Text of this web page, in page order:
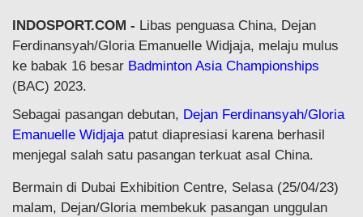
INDOSPORT.COM - Libas penguasa China, Dejan
Ferdinansyah/Gloria Emanuelle Widjaja, melaju mulus
ke babak 16 besar Badminton Asia Championships
(BAC) 2023.
Sebagai pasangan debutan, Dejan Ferdinansyah/Gloria
Emanuelle Widjaja patut diapresiasi karena berhasil
menjegal salah satu pasangan terkuat asal China.
Bermain di Dubai Exhibition Centre, Selasa (25/04/23)
malam, Dejan/Gloria membekuk pasangan unggulan